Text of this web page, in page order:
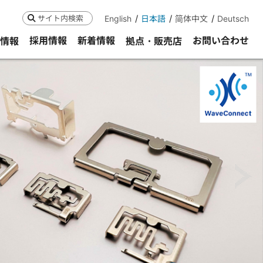
検索 English 日本語 简体中文 Deutsch
報 採用情報 新着情報 拠点・販売店 お問い合わせ